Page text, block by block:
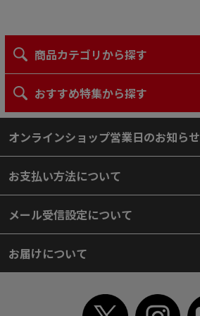
商品カテゴリから探す
おすすめ特集から探す
オンラインショップ営業日のお知らせ
お支払い方法について
メール受信設定について
お届けについて